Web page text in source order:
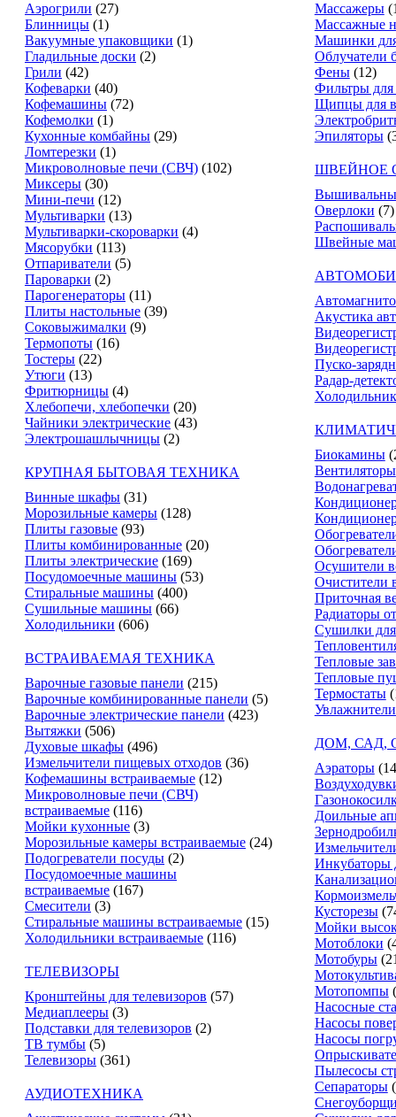
Аэрогрили (27)
Блинницы (1)
Вакуумные упаковщики (1)
Гладильные доски (2)
Грили (42)
Кофеварки (40)
Кофемашины (72)
Кофемолки (1)
Кухонные комбайны (29)
Ломтерезки (1)
Микроволновые печи (СВЧ) (102)
Миксеры (30)
Мини-печи (12)
Мультиварки (13)
Мультиварки-скороварки (4)
Мясорубки (113)
Отпариватели (5)
Пароварки (2)
Парогенераторы (11)
Плиты настольные (39)
Соковыжималки (9)
Термопоты (16)
Тостеры (22)
Утюги (13)
Фритюрницы (4)
Хлебопечи, хлебопечки (20)
Чайники электрические (43)
Электрошашлычницы (2)
КРУПНАЯ БЫТОВАЯ ТЕХНИКА
Винные шкафы (31)
Морозильные камеры (128)
Плиты газовые (93)
Плиты комбинированные (20)
Плиты электрические (169)
Посудомоечные машины (53)
Стиральные машины (400)
Сушильные машины (66)
Холодильники (606)
ВСТРАИВАЕМАЯ ТЕХНИКА
Варочные газовые панели (215)
Варочные комбинированные панели (5)
Варочные электрические панели (423)
Вытяжки (506)
Духовые шкафы (496)
Измельчители пищевых отходов (36)
Кофемашины встраиваемые (12)
Микроволновые печи (СВЧ)
встраиваемые (116)
Мойки кухонные (3)
Морозильные камеры встраиваемые (24)
Подогреватели посуды (2)
Посудомоечные машины
встраиваемые (167)
Смесители (3)
Стиральные машины встраиваемые (15)
Холодильники встраиваемые (116)
ТЕЛЕВИЗОРЫ
Кронштейны для телевизоров (57)
Медиаплееры (3)
Подставки для телевизоров (2)
ТВ тумбы (5)
Телевизоры (361)
АУДИОТЕХНИКА
Массажеры
Массажные
Машинки
Облучатели
Фены (12)
Фильтры
Щипцы для
Эпиляторы
ШВЕЙНОЕ
Оверлоки (7)
Швейные
Акустика
Пуско-
Радар-
Биокамины
Вентиляторы
Осушители
Очистители
Приточная
Радиаторы
Сушилки
Тепловые
Тепловые
Термостаты
ДОМ, САД,
Аэраторы
Доильные
Инкубаторы
Кусторезы
Мойки
Мотоблоки
Мотобуры
Мотопомпы
Насосные
Насосы
Насосы
Пылесосы
Сепараторы